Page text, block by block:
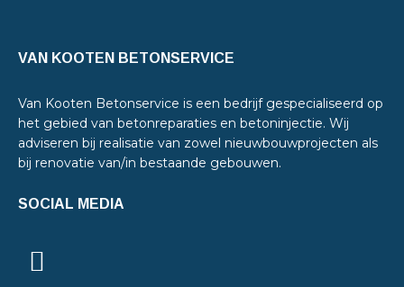
VAN KOOTEN BETONSERVICE
Van Kooten Betonservice is een bedrijf gespecialiseerd op
het gebied van betonreparaties en betoninjectie. Wij
adviseren bij realisatie van zowel nieuwbouwprojecten als
bij renovatie van/in bestaande gebouwen.
SOCIAL MEDIA